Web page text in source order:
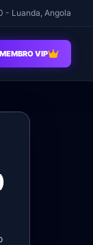
- Luanda, Angola
VIP